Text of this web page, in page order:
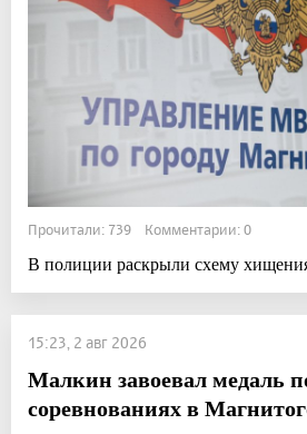
Прочитали: 739 Комментарии: 0
В полиции раскрыли схему
15:23, 2 авг 2026
Малкин завоевал медаль
соревнованиях в